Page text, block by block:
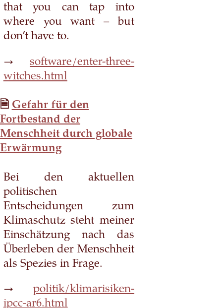
that you can tap into
where you want – but
don’t have to.
→software/enter-three-
witches.html
Gefahr für den
Fortbestand der
Menschheit durch globale
Erwärmung
Bei den aktuellen
politischen
Entscheidungen zum
Klimaschutz steht meiner
Einschätzung nach das
Überleben der Menschheit
als Spezies in Frage.
→politik/klimarisiken-
ipcc-ar6.html